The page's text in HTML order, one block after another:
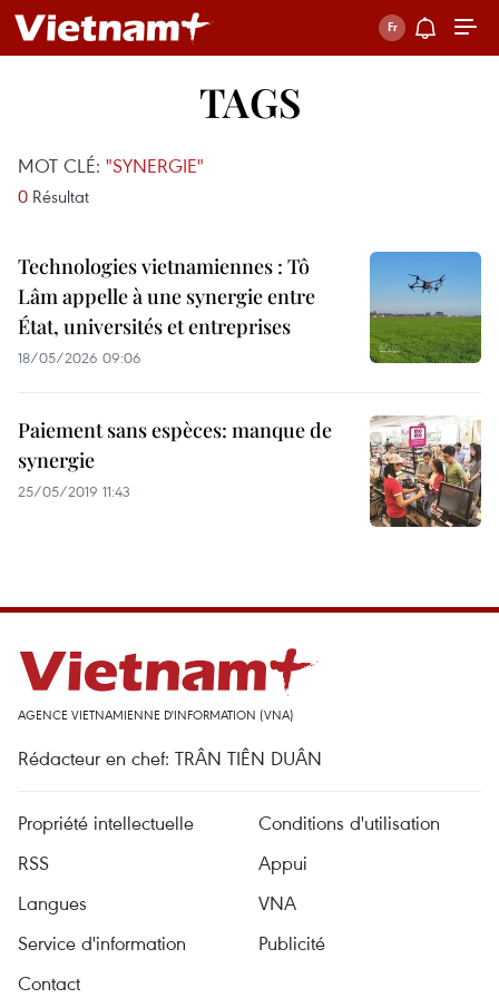
TAGS
MOT CLÉ: "SYNERGIE"
0 Résultat
Technologies vietnamiennes : Tô
Lâm appelle à une synergie entre
État, universités et entreprises
18/05/2026 09:06
Paiement sans espèces: manque de
synergie
25/05/2019 11:43
AGENCE VIETNAMIENNE D'INFORMATION (VNA)
Rédacteur en chef: TRÂN TIÊN DUÂN
Propriété intellectuelle
Conditions d'utilisation
RSS
Appui
Langues
VNA
Service d'information
Publicité
Contact